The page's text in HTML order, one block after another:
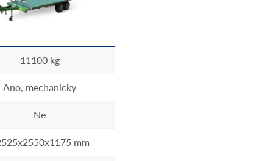
11100 kg
Ano, mechanicky
Ne
mm